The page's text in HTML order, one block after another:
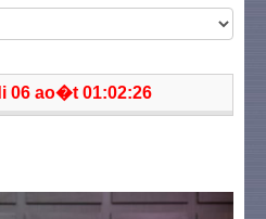
06 ao�t 01:02:26